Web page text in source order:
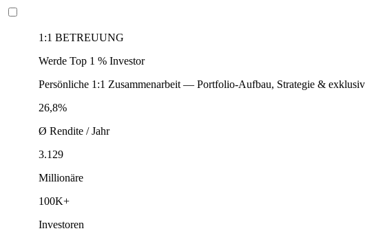
1:1 BETREUUNG
Werde Top 1 % Investor
Persönliche 1:1 Zusammenarbeit — Portfolio-Aufbau, Strategie &
26,8%
Ø Rendite / Jahr
3.129
Millionäre
100K+
Investoren